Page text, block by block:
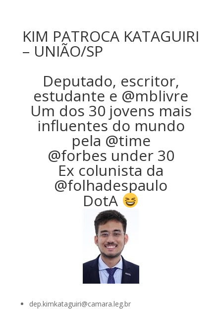
KIM PATROCA KATAGUIRI
– UNIÃO/SP
Deputado, escritor,
estudante e @mblivre
Um dos 30 jovens mais
influentes do mundo
pela @time
@forbes under 30
Ex colunista da
@folhadespaulo
DotA
dep.kimkataguiri@camara.leg.br